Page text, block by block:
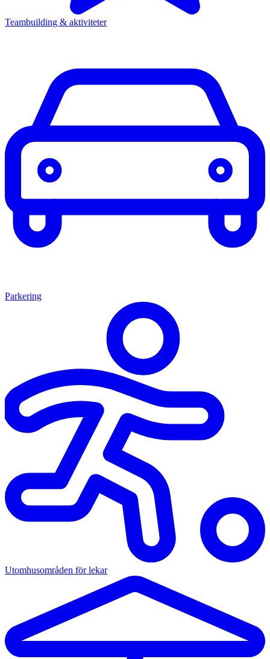
Teambuilding & aktiviteter
Parkering
Utomhusområden för lekar